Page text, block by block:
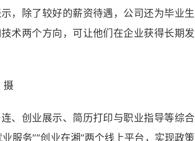
，除了较好的薪资待遇，公司还为毕业生
术两个方向，可让他们在企业获得长期发
摄
创业展示、简历打印与职业指导等综合
服务”“创业在湘”两个线上平台，实现政策